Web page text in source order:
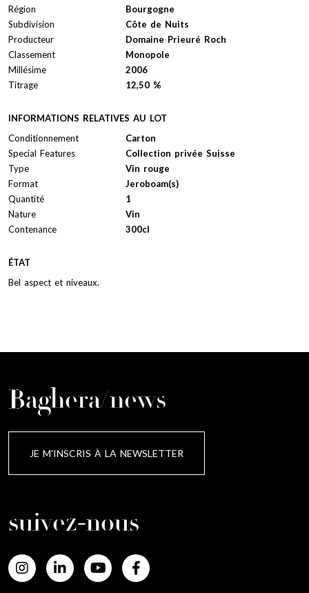
Région
Bourgogne
Subdivision
Côte de Nuits
Producteur
Domaine Prieuré Roch
Classement
Monopole
Millésime
2006
Titrage
12,50 %
INFORMATIONS RELATIVES AU LOT
Conditionnement
Carton
Special Features
Collection privée Suisse
Type
Vin rouge
Format
Jeroboam(s)
Quantité
1
Nature
Vin
Contenance
300cl
ÉTAT
Bel aspect et niveaux.
Baghera/news
JE M'INSCRIS À LA NEWSLETTER
suivez-nous